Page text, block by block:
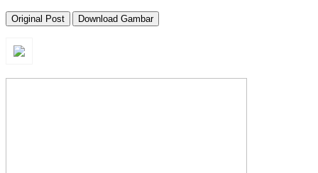
Original Post Download Gambar